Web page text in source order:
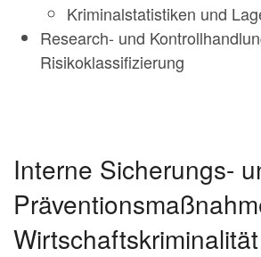
Kriminalstatistiken und
Research- und
Risikoklassifizierung
Interne Sicherungs-
Wirtschaftskriminalität